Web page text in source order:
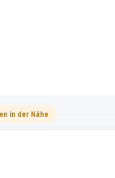
in der Nähe